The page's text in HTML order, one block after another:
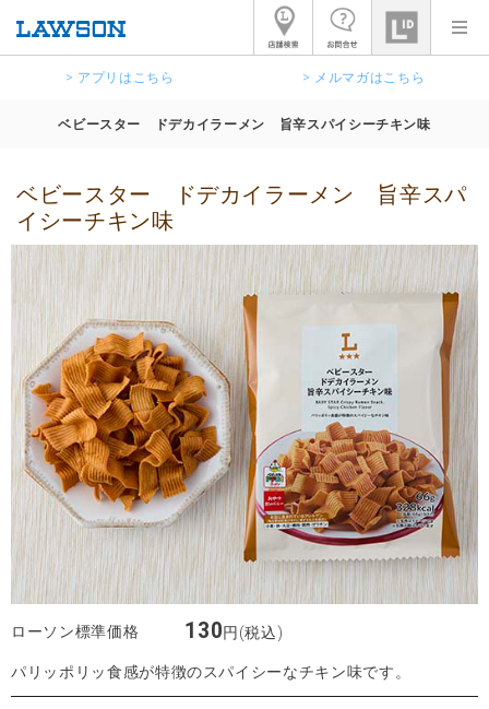
> アプリはこちら > メルマガはこちら
ベビースター ドデカイラーメン 旨辛スパイシーチキン味
ベビースター ドデカイラーメン 旨辛スパ
イシーチキン味
ローソン標準価格 130円(税込)
パリッポリッ食感が特徴のスパイシーなチキン味です。